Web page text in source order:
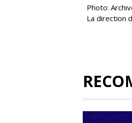
Photo:
La direction